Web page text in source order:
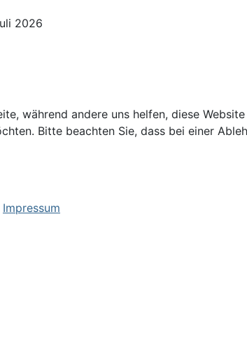
2026
während andere uns helfen, diese
Bitte beachten Sie, dass bei einer
Impressum